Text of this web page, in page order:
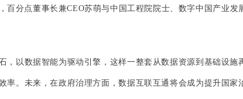
分点董事长兼CEO苏萌与中国工程院院士、数字中国产业
以数据智能为驱动引擎，这样一整套从数据资源到基础设
率。未来，在政府治理方面，数据互联互通将会成为提升国